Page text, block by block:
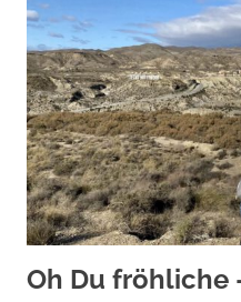
Oh Du fröhliche